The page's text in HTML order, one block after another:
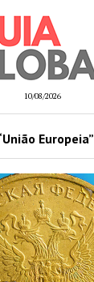
10/08/2026
Europeia”